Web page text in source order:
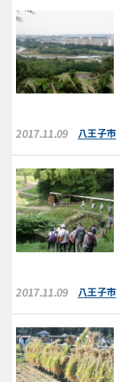
2017.11.09 八王子市
2017.11.09 八王子市